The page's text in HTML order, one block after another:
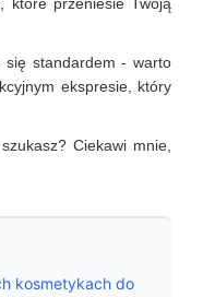
standardem - warto
ekspresie, który
Ciekawi mnie,
kosmetykach do